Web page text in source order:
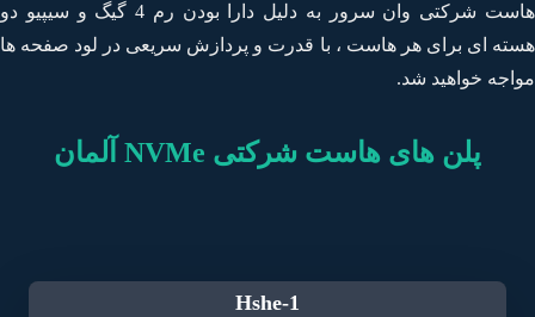
هاست شرکتی وان سرور به دلیل دارا بودن رم 4 گیگ و سیپیو دو
ای برای هر هاست ، با قدرت و پردازش سریعی در لود صفحه ها
خواهید شد.
پلن های هاست شرکتی NVMe آلمان
Hshe-1